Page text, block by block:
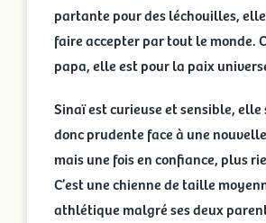
partante pour des léchouilles, elle
faire accepter par tout le monde.
papa, elle est pour la paix
Sinaï est curieuse et sensible, elle
donc prudente face à une
mais une fois en confiance, plus
C’est une chienne de taille
athlétique malgré ses deux